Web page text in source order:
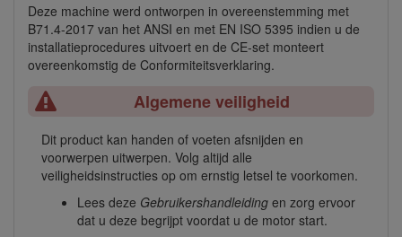
Deze machine werd ontworpen in overeenstemming met
B71.4-2017 van het ANSI en met EN ISO 5395 indien u de
installatieprocedures uitvoert en de CE-set monteert
overeenkomstig de Conformiteitsverklaring.
Algemene veiligheid
Dit product kan handen of voeten afsnijden en
voorwerpen uitwerpen. Volg altijd alle
veiligheidsinstructies op om ernstig letsel te voorkomen.
Lees deze Gebruikershandleiding en zorg ervoor
dat u deze begrijpt voordat u de motor start.